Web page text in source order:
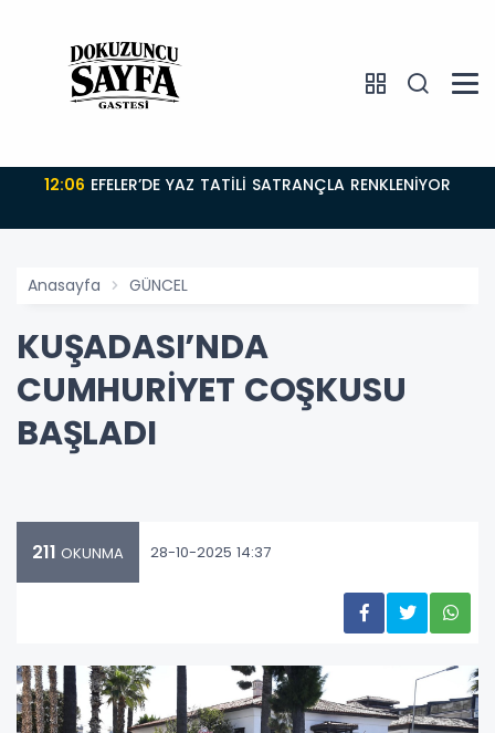
12:06 EFELER’DE YAZ TATİLİ SATRANÇLA RENKLENİYOR
Anasayfa GÜNCEL
KUŞADASI’NDA
CUMHURİYET COŞKUSU
BAŞLADI
211 OKUNMA 28-10-2025 14:37